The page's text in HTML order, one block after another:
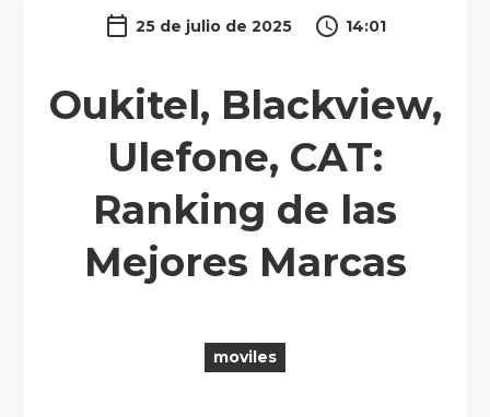
25 de julio de 2025 14:01
Oukitel, Blackview,
Ulefone, CAT:
Ranking de las
Mejores Marcas
moviles